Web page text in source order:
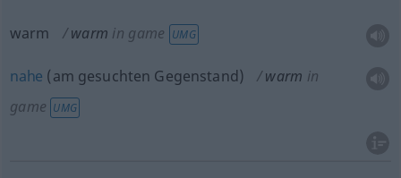
warm warm in game UMG
nahe (am gesuchten Gegenstand) warm in
game UMG